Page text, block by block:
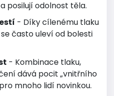
posilují odolnost těla.
- Díky cílenému tlaku
často uleví od bolesti
- Kombinace tlaku,
dává pocit „vnitřního
mnoho lidí novinkou.